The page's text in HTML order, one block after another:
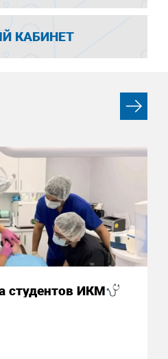
КАБИНЕТ
студентов ИКМ